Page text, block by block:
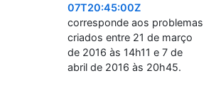
07T20:45:00Z
corresponde aos problemas
criados entre 21 de março
de 2016 às 14h11 e 7 de
abril de 2016 às 20h45.